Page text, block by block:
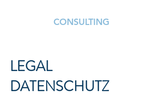
CONSULTING
LEGAL
DATENSCHUTZ